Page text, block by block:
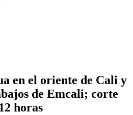
en el oriente de Cali y
de Emcali; corte
horas